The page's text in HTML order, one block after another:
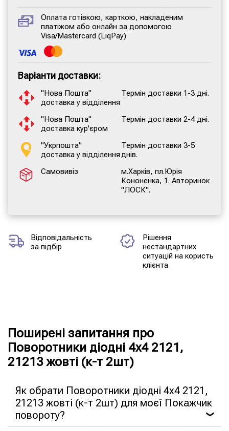
Оплата готівкою, карткою, накладеним
платіжом або онлайн за допомогою
Visa/Mastercard (LiqPay)
Варіанти доставки:
"Нова Пошта"
доставка у відділення
Термін доставки 1-3 дні.
"Нова Пошта"
доставка кур'єром
Термін доставки 2-4 дні.
"Укрпошта"
доставка у відділення
Термін доставки 3-5
днів.
Самовивіз
м.Харків, пл.Юрія
Кононенка, 1. Авторинок
"ЛОСК".
Відповідальність
за підбір
Рішення
нестандартних
ситуацій на користь
клієнта
Поширені запитання про
Поворотники діодні 4x4 2121,
21213 жовті (к-т 2шт)
Як обрати Поворотники діодні 4x4 2121,
21213 жовті (к-т 2шт) для моєї Покажчик
повороту?
❯